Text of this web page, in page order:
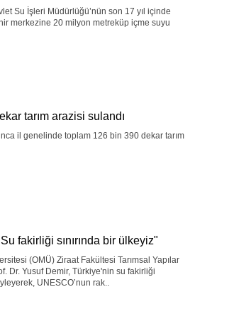
Su İşleri Müdürlüğü’nün son 17 yıl içinde
merkezine 20 milyon metreküp içme suyu
tarım arazisi sulandı
il genelinde toplam 126 bin 390 dekar tarım
fakirliği sınırında bir ülkeyiz"
(OMÜ) Ziraat Fakültesi Tarımsal Yapılar
Dr. Yusuf Demir, Türkiye'nin su fakirliği
UNESCO’nun rak..